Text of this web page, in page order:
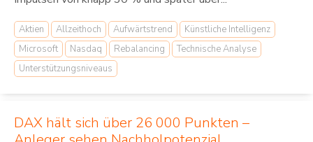
Aktien Allzeithoch Aufwärtstrend
Künstliche Intelligenz
Microsoft
Nasdaq Rebalancing
Technische Analyse
Unterstützungsniveaus
DAX hält sich über 26 000 Punkten –